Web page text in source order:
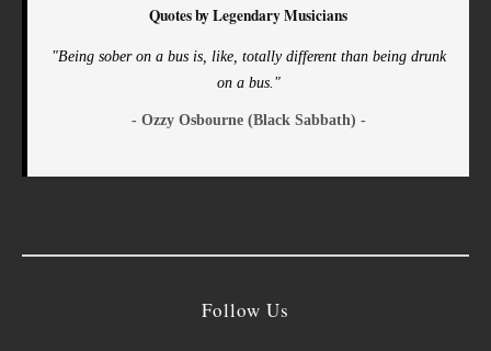
Quotes by Legendary Musicians
"Being sober on a bus is, like, totally different than being drunk
on a bus."
- Ozzy Osbourne (Black Sabbath) -
Follow Us